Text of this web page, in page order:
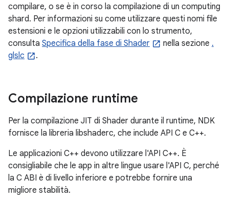
compilare, o se è in corso la compilazione di un computing
shard. Per informazioni su come utilizzare questi nomi file
estensioni e le opzioni utilizzabili con lo strumento,
consulta Specifica della fase di Shader nella sezione .
glslc
.
Compilazione runtime
Per la compilazione JIT di Shader durante il runtime, NDK
fornisce la libreria libshaderc, che include API C e C++.
Le applicazioni C++ devono utilizzare l'API C++. È
consigliabile che le app in altre lingue usare l'API C, perché
la C ABI è di livello inferiore e potrebbe fornire una
migliore stabilità.